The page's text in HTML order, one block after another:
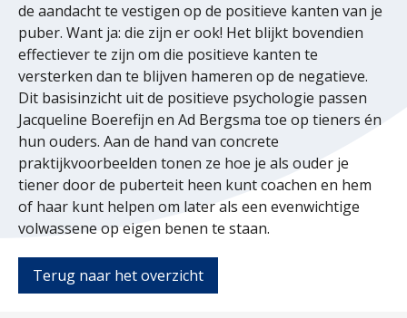
de aandacht te vestigen op de positieve kanten van je
puber. Want ja: die zijn er ook! Het blijkt bovendien
effectiever te zijn om die positieve kanten te
versterken dan te blijven hameren op de negatieve.
Dit basisinzicht uit de positieve psychologie passen
Jacqueline Boerefijn en Ad Bergsma toe op tieners én
hun ouders. Aan de hand van concrete
praktijkvoorbeelden tonen ze hoe je als ouder je
tiener door de puberteit heen kunt coachen en hem
of haar kunt helpen om later als een evenwichtige
volwassene op eigen benen te staan.
Terug naar het overzicht